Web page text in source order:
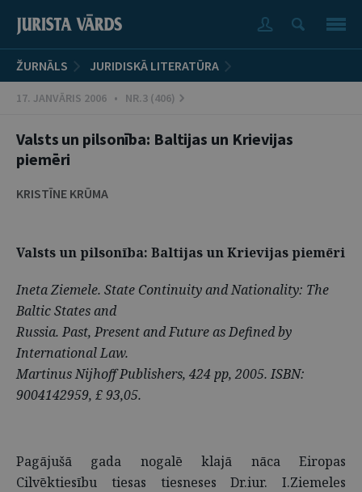
ŽURNĀLS JURIDISKĀ LITERATŪRA
17. JANVĀRIS 2006 • NR.3 (406)
Valsts un pilsonība: Baltijas un Krievijas
piemēri
KRISTĪNE KRŪMA
Valsts un pilsonība: Baltijas un Krievijas piemēri
Ineta Ziemele. State Continuity and Nationality: The
Baltic States and
Russia. Past, Present and Future as Defined by
International Law.
Martinus Nijhoff Publishers, 424 pp, 2005. ISBN:
9004142959, £ 93,05.
Pagājušā gada nogalē klajā nāca Eiropas
Cilvēktiesību tiesas tiesneses Dr.iur. I.Ziemeles